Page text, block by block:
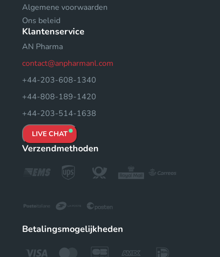
Algemene voorwaarden
Ons beleid
Klantenservice
AN Pharma
contact@anpharmanl.com
+44-203-608-1340
+44-808-189-1420
+44-203-514-1638
LIVE CHAT
Verzendmethoden
Betalingsmogelijkheden